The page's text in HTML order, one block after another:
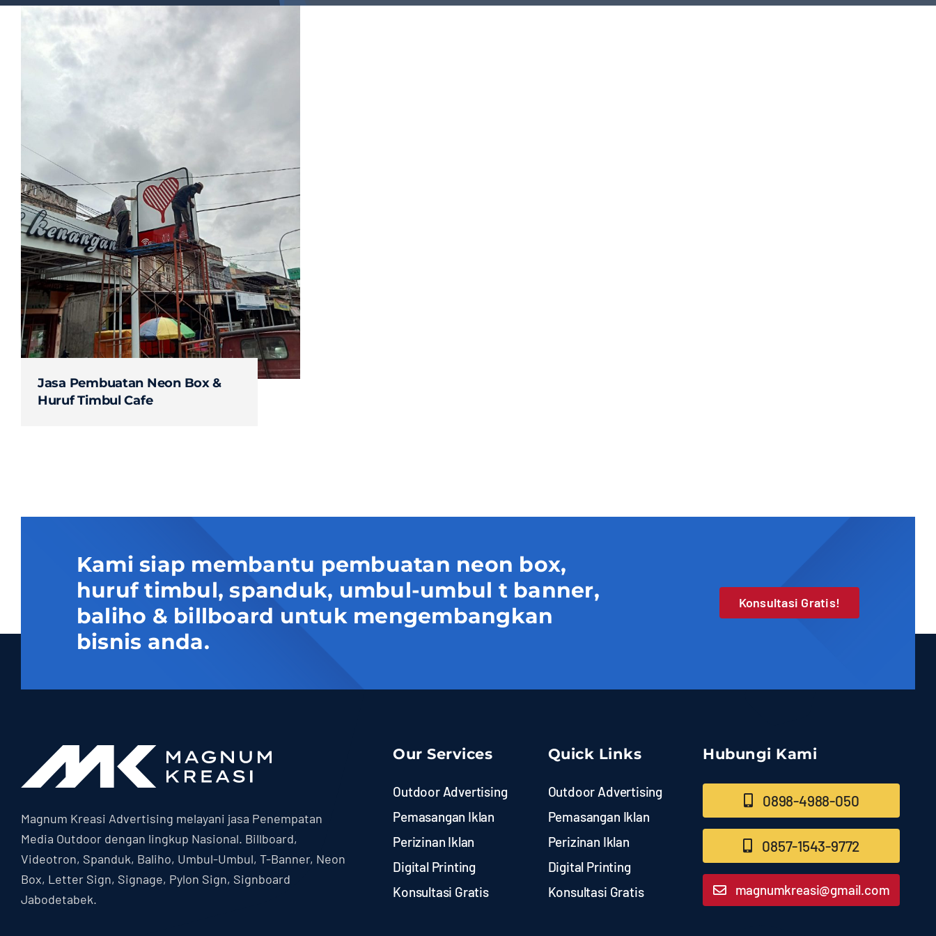
Jasa Pembuatan Neon Box &
Huruf Timbul Cafe
Kami siap membantu pembuatan neon box,
huruf timbul, spanduk, umbul-umbul t banner,
baliho & billboard untuk mengembangkan
bisnis anda.
Konsultasi Gratis!
Magnum Kreasi Advertising melayani jasa Penempatan
Media Outdoor dengan lingkup Nasional. Billboard,
Videotron, Spanduk, Baliho, Umbul-Umbul, T-Banner, Neon
Box, Letter Sign, Signage, Pylon Sign, Signboard
Jabodetabek.
Our Services
Outdoor Advertising
Pemasangan Iklan
Perizinan Iklan
Digital Printing
Konsultasi Gratis
Quick Links
Outdoor Advertising
Pemasangan Iklan
Perizinan Iklan
Digital Printing
Konsultasi Gratis
Hubungi Kami
0898-4988-050
0857-1543-9772
magnumkreasi@gmail.com